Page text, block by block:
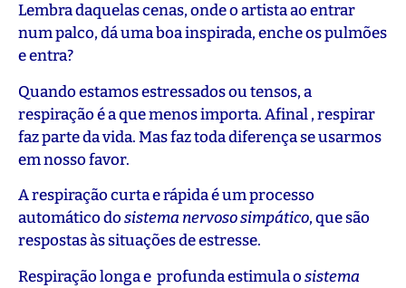
Lembra daquelas cenas, onde o artista ao entrar
num palco, dá uma boa inspirada, enche os pulmões
e entra?
Quando estamos estressados ou tensos, a
respiração é a que menos importa. Afinal , respirar
faz parte da vida. Mas faz toda diferença se usarmos
em nosso favor.
A respiração curta e rápida é um processo
automático dosistema nervoso simpático, que são
respostas às situações de estresse.
Respiração longa e profunda estimula osistema